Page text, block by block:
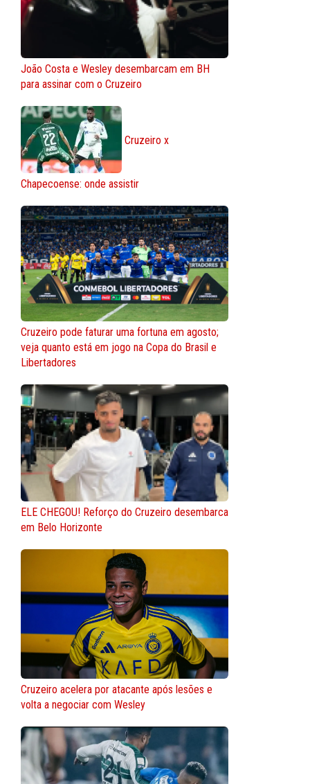
João Costa e Wesley desembarcam em BH
para assinar com o Cruzeiro
Cruzeiro x
Chapecoense: onde assistir
Cruzeiro pode faturar uma fortuna em agosto;
veja quanto está em jogo na Copa do Brasil e
Libertadores
ELE CHEGOU! Reforço do Cruzeiro desembarca
em Belo Horizonte
Cruzeiro acelera por atacante após lesões e
volta a negociar com Wesley